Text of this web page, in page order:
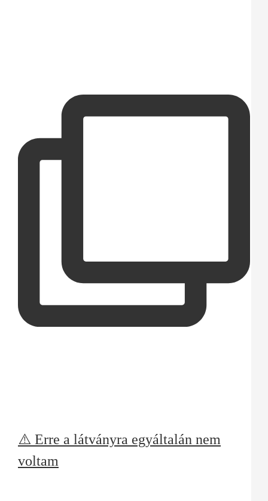
⚠️ Erre a látványra egyáltalán nem
voltam